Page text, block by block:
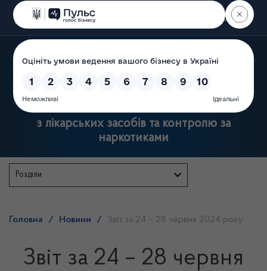
Пошук
Державна служба України
з лікарських засобів та контролю за
наркотиками
Розділи
Головна / Новини / Звіт за 24 – 28 червня 2024 року
Звіт за 24 – 28 червня